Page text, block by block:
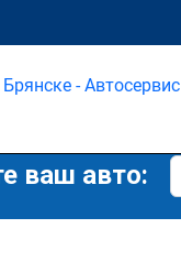
ваш авто: